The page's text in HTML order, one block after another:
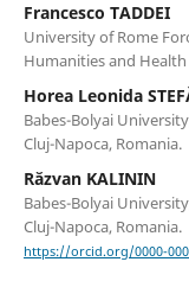
Francesco TADDEI
University of Rome
Humanities and Health
Horea Leonida
Babes-Bolyai
Cluj-Napoca, Romania.
Răzvan KALININ
Babes-Bolyai
Cluj-Napoca, Romania.
https://orcid.org/0000-